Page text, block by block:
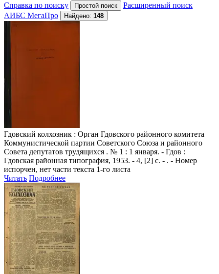
Справка по поиску
Расширенный поиск
АИБС МегаПро
Найдено: 148
Гдовский колхозник : Орган Гдовского районного комитета
Коммунистической партии Советского Союза и районного
Совета депутатов трудящихся . № 1 : 1 января. - Гдов :
Гдовская районная типография, 1953. - 4, [2] с. - . - Номер
испорчен, нет части текста 1-го листа
Читать Подробнее